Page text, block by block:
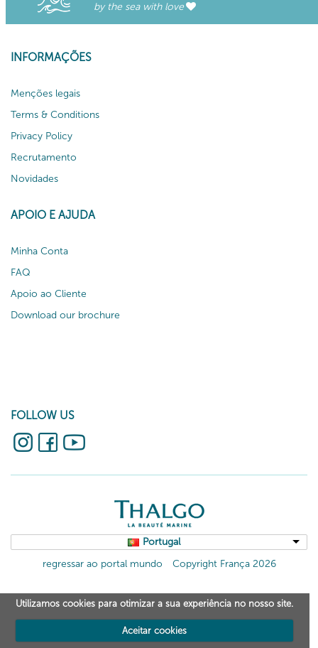
by the sea with love
INFORMAÇÕES
Menções legais
Terms & Conditions
Privacy Policy
Recrutamento
Novidades
APOIO E AJUDA
Minha Conta
FAQ
Apoio ao Cliente
Download our brochure
FOLLOW US
Portugal
regressar ao portal mundo
Copyright França 2026
Utilizamos cookies para otimizar a sua experiência no nosso site.
Aceitar cookies